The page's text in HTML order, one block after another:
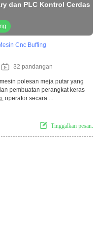
dan PLC Kontrol Cerdas
Cnc Buffing
32 pandangan
polesan meja putar yang
pembuatan perangkat keras
operator secara ...
Tinggalkan pesan.